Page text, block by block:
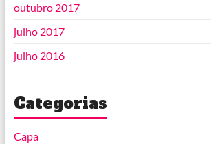
outubro 2017
julho 2017
julho 2016
Categorias
Capa